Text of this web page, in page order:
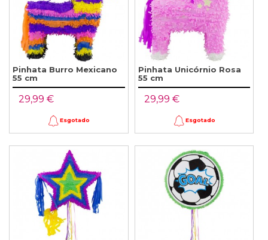
Pinhata Burro Mexicano
55 cm
29,99 €
Esgotado
Pinhata Unicórnio Rosa
55 cm
29,99 €
Esgotado